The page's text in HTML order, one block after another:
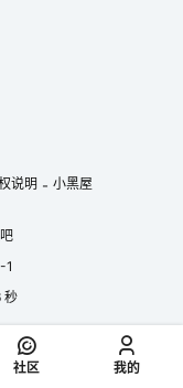
说明 - 小黑屋
1
秒
社区 我的